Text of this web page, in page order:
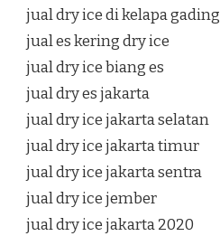
jual dry ice di kelapa gading
jual es kering dry ice
jual dry ice biang es
jual dry es jakarta
jual dry ice jakarta selatan
jual dry ice jakarta timur
jual dry ice jakarta sentra
jual dry ice jember
jual dry ice jakarta 2020